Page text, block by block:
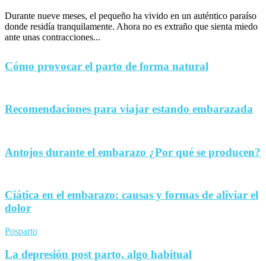
Durante nueve meses, el pequeño ha vivido en un auténtico paraíso
donde residía tranquilamente. Ahora no es extraño que sienta miedo
ante unas contracciones...
Cómo provocar el parto de forma natural
Recomendaciones para viajar estando embarazada
Antojos durante el embarazo ¿Por qué se producen?
Ciática en el embarazo: causas y formas de aliviar el
dolor
Posparto
La depresión post parto, algo habitual